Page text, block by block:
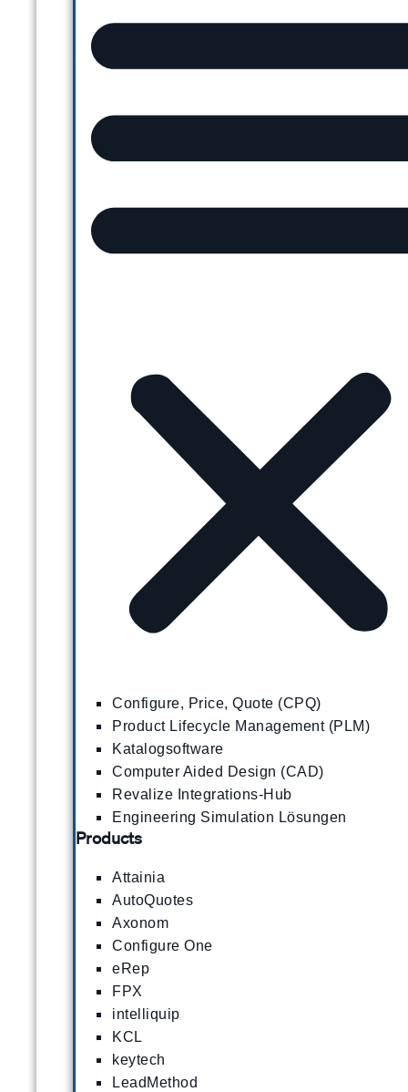
Configure, Price, Quote (CPQ)
Product Lifecycle Management (PLM)
Katalogsoftware
Computer Aided Design (CAD)
Revalize Integrations-Hub
Engineering Simulation Lösungen
Products
Attainia
AutoQuotes
Axonom
Configure One
eRep
FPX
intelliquip
KCL
keytech
LeadMethod